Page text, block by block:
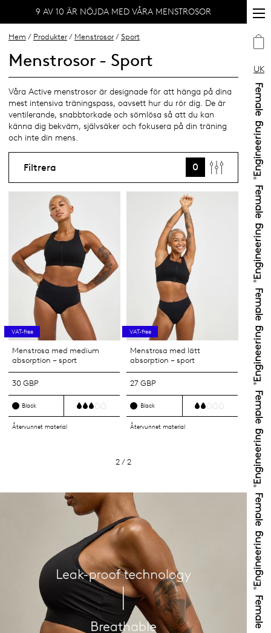
UK
9 AV 10 ÄR NÖJDA MED VÅRA MENSTROSOR
Hem / Produkter/ Menstrosor/ Sport
Menstrosor - Sport
Våra Active menstrosor är designade för att hänga på dina
mest intensiva träningspass, oavsett hur du rör dig. De är
ventilerande, snabbtorkade och sömlösa så att du kan
känna dig bekväm, självsäker och fokusera på din träning
och inte din mens.
Filtrera 0
VAT-free
Menstrosa med medium
absorption – sport
30 GBP
Black
Återvunnet material
VAT-free
Menstrosa med lätt
absorption – sport
27 GBP
Black
Återvunnet material
2 / 2